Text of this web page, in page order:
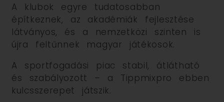
A klubok egyre tudatosabban
építkeznek, az akadémiák fejlesztése
látványos, és a nemzetközi szinten is
újra feltűnnek magyar játékosok.
A sportfogadási piac stabil, átlátható
és szabályozott – a Tippmixpro ebben
kulcsszerepet játszik.